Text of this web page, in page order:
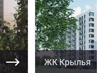
ЖК Крылья